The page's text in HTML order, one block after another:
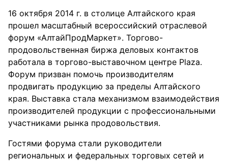
16 октября 2014 г. в столице Алтайского края
прошел масштабный всероссийский отраслевой
форум «АлтайПродМаркет». Торгово-
продовольственная биржа деловых контактов
работала в торгово-выставочном центре Plaza.
Форум призван помочь производителям
продвигать продукцию за пределы Алтайского
края. Выставка стала механизмом взаимодействия
производителей продукции с профессиональными
участниками рынка продовольствия.
Гостями форума стали руководители
региональных и федеральных торговых сетей и